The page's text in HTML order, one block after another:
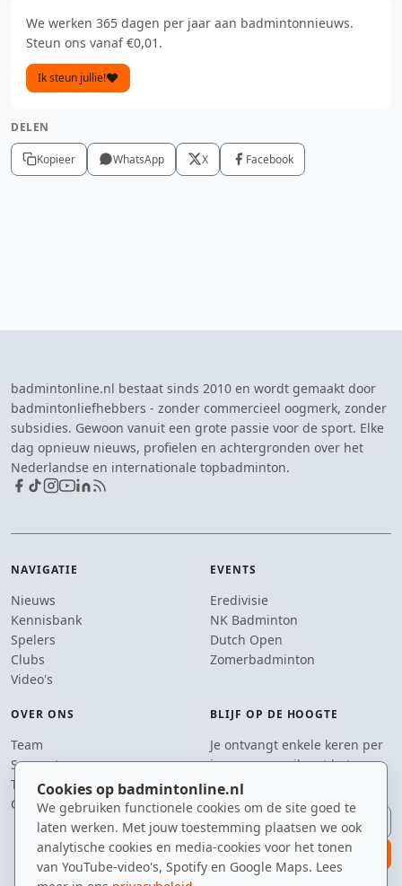
Cookies op badmintonline.nl
We gebruiken functionele cookies om de site goed te
laten werken. Met jouw toestemming plaatsen we ook
analytische cookies en media-cookies voor het tonen
van YouTube-video's, Spotify en Google Maps. Lees
We werken 365 dagen per jaar aan badmintonnieuws.
Steun ons vanaf €0,01.
Ik steun jullie!
DELEN
Kopieer WhatsApp X Facebook
badmintonline.nl bestaat sinds 2010 en wordt gemaakt door
badmintonliefhebbers - zonder commercieel oogmerk, zonder
subsidies. Gewoon vanuit een grote passie voor de sport. Elke
dag opnieuw nieuws, profielen en achtergronden over het
Nederlandse en internationale topbadminton.
NAVIGATIE
Nieuws
Kennisbank
Spelers
Clubs
Video's
EVENTS
Eredivisie
NK Badminton
Dutch Open
Zomerbadminton
OVER ONS
Team
Supporters
Tip de redactie
Contact
BLIJF OP DE HOOGTE
Je ontvangt enkele keren per
jaar een e-mail met het
laatste badmintonnieuws.
E-mailadres
aanmelden